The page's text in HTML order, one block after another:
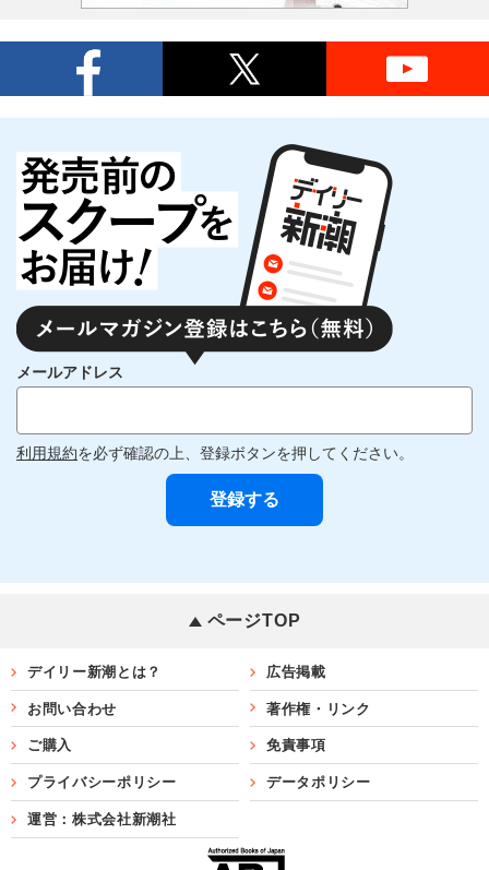
メールアドレス
利用規約を必ず確認の上、登録ボタンを押してください。
ページTOP
デイリー新潮とは？ 広告掲載
お問い合わせ 著作権・リンク
ご購入 免責事項
プライバシーポリシー データポリシー
運営：株式会社新潮社